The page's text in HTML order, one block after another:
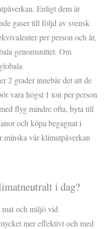
Enligt dem är
gaser till följd av svensk
per person och år,
genomsnittet. Om
2 grader innebär det att de
vara högst 1 ton per person
flyg mindre ofta, byta till
och köpa begagnat i
vår klimatpåverkan
i dag?
och miljö vid
mer effektivt och med